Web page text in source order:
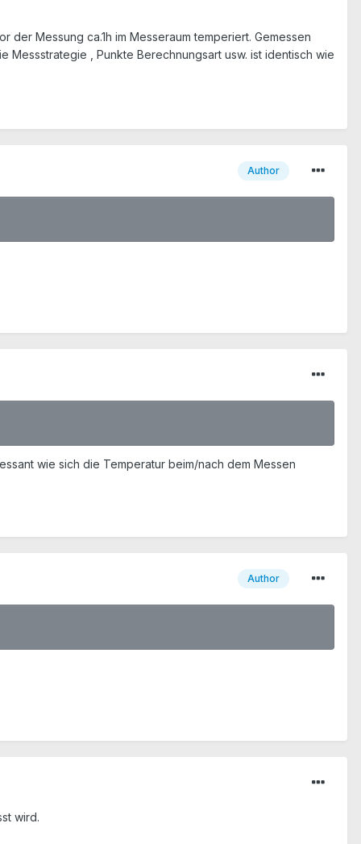
Messung ca.1h im Messeraum temperiert. Gemessen
, Punkte Berechnungsart usw. ist identisch wie
Author
wie sich die Temperatur beim/nach dem Messen
Author
wird.